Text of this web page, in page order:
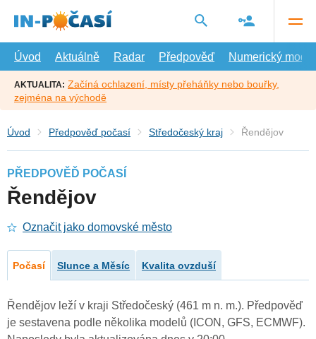
hlavní
Úvod
Aktuálně Radar Předpověď Numerický model
AKTUALITA: Začíná ochlazení, místy přeháňky nebo bouřky,
zejména na východě
Úvod Předpověď počasí Středočeský kraj Řendějov
PŘEDPOVĚĎ POČASÍ
Řendějov
Označit jako domovské město
Počasí Slunce a Měsíc Kvalita ovzduší
Řendějov leží v kraji Středočeský (461 m n. m.). Předpověď
je sestavena podle několika modelů (ICON, GFS, ECMWF).